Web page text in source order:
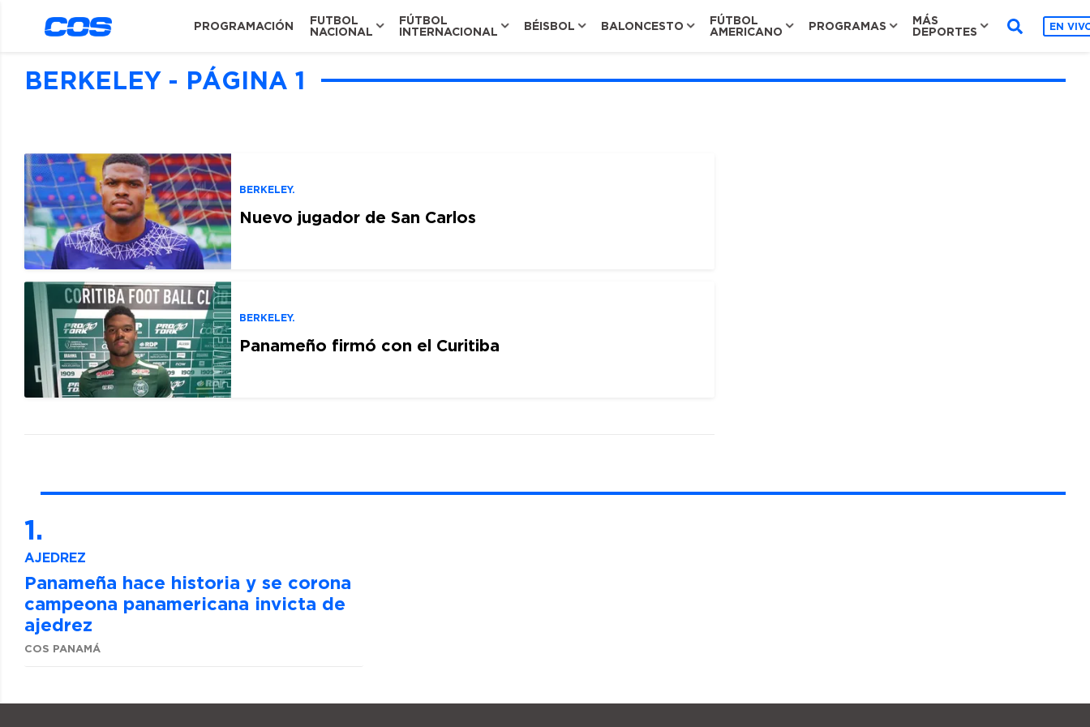
PROGRAMACIÓN
FUTBOL
NACIONAL
FÚTBOL
INTERNACIONAL
BÉISBOL BALONCESTO
FÚTBOL
AMERICANO
PROGRAMAS
MÁS
DEPORTES
EN
BERKELEY - PÁGINA 1
BERKELEY.
Nuevo jugador de San Carlos
BERKELEY.
Panameño firmó con el Curitiba
AJEDREZ
Panameña hace historia y se corona
campeona panamericana invicta de
ajedrez
COS PANAMÁ